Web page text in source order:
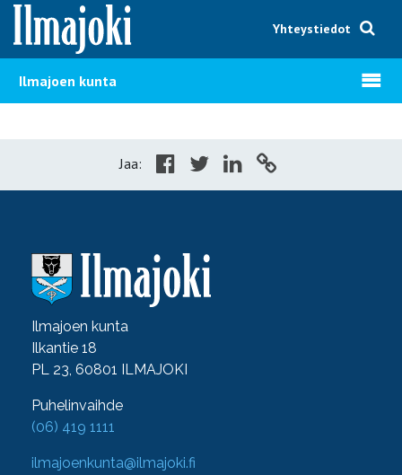
Hyppää sisältöön
Yhteystiedot
Ilmajoen kunta Avaa
Jaa:
Ilmajoen kunta
Ilkantie 18
PL 23, 60801 ILMAJOKI
Puhelinvaihde
(06) 419 1111
ilmajoenkunta@ilmajoki.fi